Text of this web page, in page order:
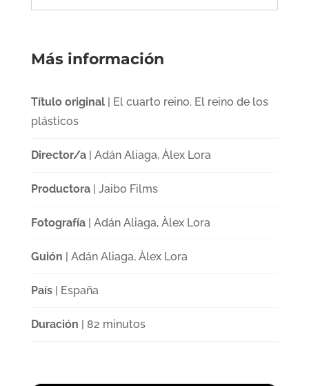
Más información
Título original| El cuarto reino. El reino de los
plásticos
Director/a| Adán Aliaga, Àlex Lora
Productora| Jaibo Films
Fotografía| Adán Aliaga, Àlex Lora
Guión | Adán Aliaga, Àlex Lora
País| España
Duración | 82 minutos